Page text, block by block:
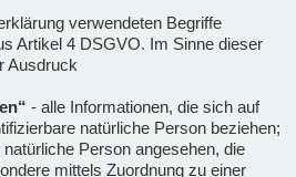
verwendeten Begriffe
Artikel 4 DSGVO. Im Sinne dieser
Ausdruck
- alle Informationen, die sich auf
natürliche Person beziehen;
Person angesehen, die
mittels Zuordnung zu einer